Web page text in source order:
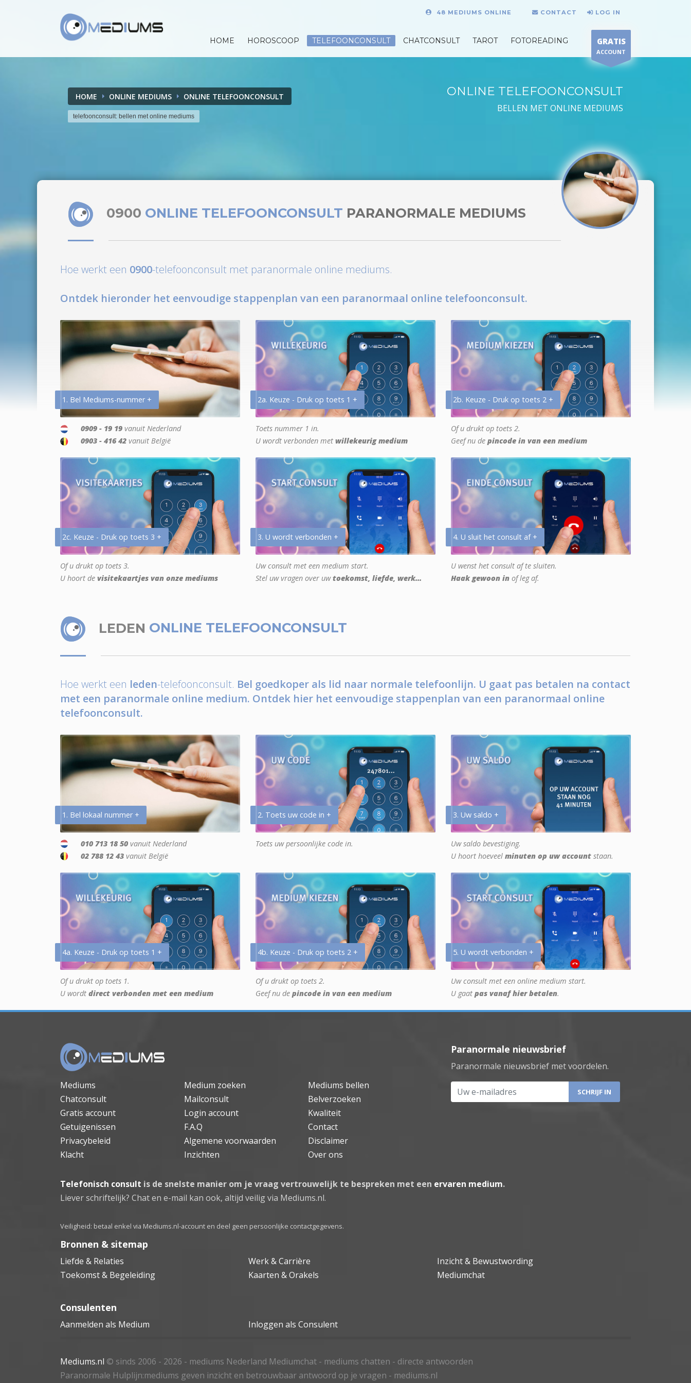
48 MEDIUMS ONLINE CONTACT LOG IN
HOME HOROSCOOP TELEFOONCONSULT CHATCONSULT TAROT FOTOREADING GRATIS
ACCOUNT
HOME ONLINE MEDIUMS ONLINE TELEFOONCONSULT
telefoonconsult: bellen met online mediums
ONLINE TELEFOONCONSULT
BELLEN MET ONLINE MEDIUMS
0900 ONLINE TELEFOONCONSULT PARANORMALE MEDIUMS
Hoe werkt een 0900-telefoonconsult met paranormale online mediums.
Ontdek hieronder het eenvoudige stappenplan van een paranormaal online telefoonconsult.
1. Bel Mediums-nummer +
0909 - 19 19 vanuit Nederland
0903 - 416 42 vanuit België
2a. Keuze - Druk op toets 1 +
Toets nummer 1 in.
U wordt verbonden met willekeurig medium
2b. Keuze - Druk op toets 2 +
Of u drukt op toets 2.
Geef nu de pincode in van een medium
2c. Keuze - Druk op toets 3 +
Of u drukt op toets 3.
U hoort de visitekaartjes van onze mediums
3. U wordt verbonden +
Uw consult met een medium start.
Stel uw vragen over uwtoekomst, liefde, werk...
4. U sluit het consult af +
U wenst het consult af te sluiten.
Haak gewoon in of leg af.
LEDEN ONLINE TELEFOONCONSULT
Hoe werkt een leden-telefoonconsult. Bel goedkoper als lid naar normale telefoonlijn. U gaat pas betalen na contact
met een paranormale online medium. Ontdek hier het eenvoudige stappenplan van een paranormaal online
telefoonconsult.
1. Bel lokaal nummer +
010 713 18 50 vanuit Nederland
02 788 12 43 vanuit België
2. Toets uw code in +
Toets uw persoonlijke code in.
3. Uw saldo +
Uw saldo bevestiging.
U hoort hoeveel minuten op uw account staan.
4a. Keuze - Druk op toets 1 +
Of u drukt op toets 1.
U wordt direct verbonden met een medium
4b. Keuze - Druk op toets 2 +
Of u drukt op toets 2.
Geef nu de pincode in van een medium
5. U wordt verbonden +
Uw consult met een online medium start.
U gaat pas vanaf hier betalen.
Mediums Medium zoeken
Mediums bellen
Chatconsult
Mailconsult
Belverzoeken
Gratis account
Login account
Kwaliteit
Getuigenissen
F.A.Q
Contact
Privacybeleid
Algemene voorwaarden
Disclaimer
Klacht
Inzichten Over ons
Paranormale nieuwsbrief
Paranormale nieuwsbrief met voordelen.
Uw e-mailadres
Telefonisch consult is de snelste manier om je vraag vertrouwelijk te bespreken met een ervaren medium.
Liever schriftelijk? Chat en e-mail kan ook, altijd veilig via Mediums.nl.
Veiligheid: betaal enkel via Mediums.nl-account en deel geen persoonlijke contactgegevens.
Bronnen & sitemap
Liefde & Relaties Werk & Carrière
Inzicht & Bewustwording
Toekomst & Begeleiding
Kaarten & Orakels Mediumchat
Consulenten
Aanmelden als Medium Inloggen als Consulent
Mediums.nl © sinds 2006 - 2026 - mediums Nederland Mediumchat - mediums chatten - directe antwoorden
Paranormale Hulplijn:mediums geven inzicht en betrouwbaar antwoord op je vragen - mediums.nl